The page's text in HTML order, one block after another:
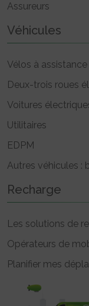
Assureurs
Véhicules
Vélos à
Deux-trois roues
Voitures
Utilitaires
EDPM
Autres véhicules :
Recharge
Les solutions de
Opérateurs de
Planifier mes